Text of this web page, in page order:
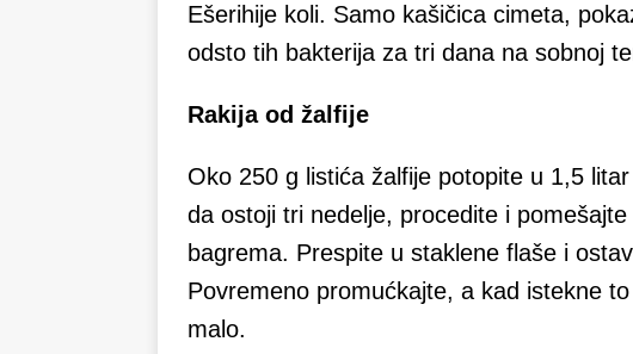
Ešerihije koli. Samo kašičica cimeta,
odsto tih bakterija za tri dana na sobnoj
Rakija od žalfije
Oko 250 g listića žalfije potopite u 1,5
da ostoji tri nedelje, procedite i
bagrema. Prespite u staklene flaše i
Povremeno promućkajte, a kad istekne
malo.